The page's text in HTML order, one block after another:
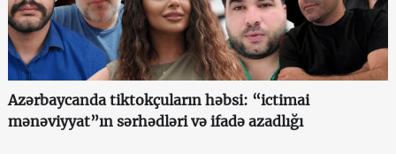
Azərbaycanda tiktokçuların həbsi: “ictimai
mənəviyyat”ın sərhədləri və ifadə azadlığı